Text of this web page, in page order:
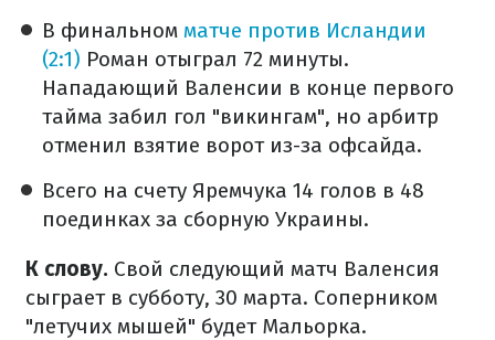
В финальном матче против Исландии
(2:1) Роман отыграл 72 минуты.
Нападающий Валенсии в конце первого
тайма забил гол "викингам", но арбитр
отменил взятие ворот из-за офсайда.
Всего на счету Яремчука 14 голов в 48
поединках за сборную Украины.
К слову. Свой следующий матч Валенсия
сыграет в субботу, 30 марта. Соперником
"летучих мышей" будет Мальорка.